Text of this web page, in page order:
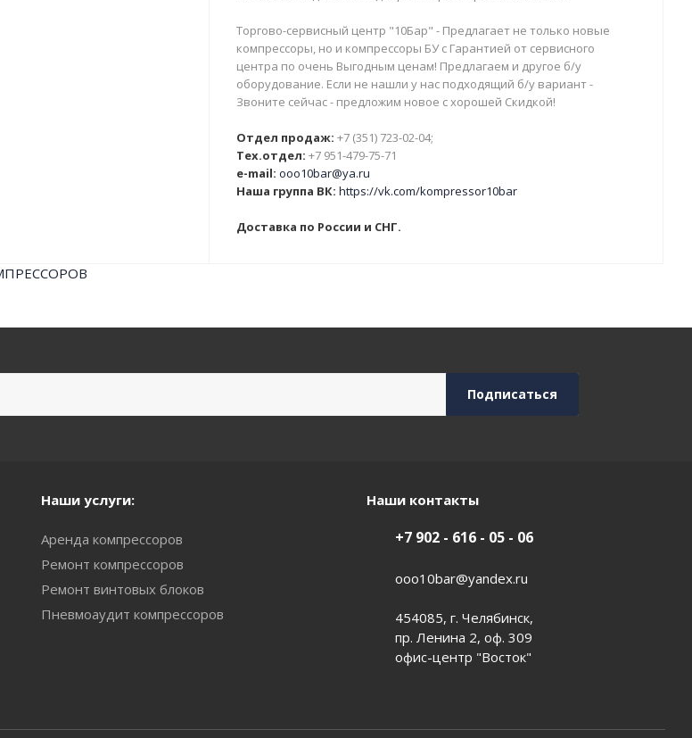
Торгово-сервисный центр "10Бар" - Предлагает не только новые
компрессоры, но и компрессоры БУ с Гарантией от сервисного
центра по очень Выгодным ценам! Предлагаем и другое б/у
оборудование. Если не нашли у нас подходящий б/у вариант -
Звоните сейчас - предложим новое с хорошей Скидкой!
Отдел продаж: +7 (351) 723-02-04;
Тех.отдел: +7 951-479-75-71
e-mail: ooo10bar@ya.ru
Наша группа ВК: https://vk.com/kompressor10bar
Доставка по России и СНГ.
Наши услуги:
Аренда компрессоров
Ремонт компрессоров
Ремонт винтовых блоков
Пневмоаудит компрессоров
Наши контакты
+7 902 - 616 - 05 - 06
ooo10bar@yandex.ru
454085, г. Челябинск,
пр. Ленина 2, оф. 309
офис-центр "Восток"